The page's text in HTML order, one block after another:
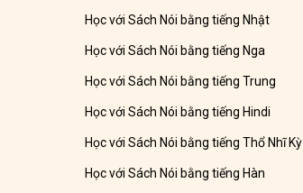
Học với Sách Nói bằng tiếng Nhật
Học với Sách Nói bằng tiếng Nga
Học với Sách Nói bằng tiếng Trung
Học với Sách Nói bằng tiếng Hindi
Học với Sách Nói bằng tiếng Thổ Nhĩ Kỳ
Học với Sách Nói bằng tiếng Hàn